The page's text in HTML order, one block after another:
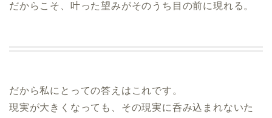
だからこそ、叶った望みがそのうち目の前に現れる。
だから私にとっての答えはこれです。
現実が大きくなっても、その現実に呑み込まれないた